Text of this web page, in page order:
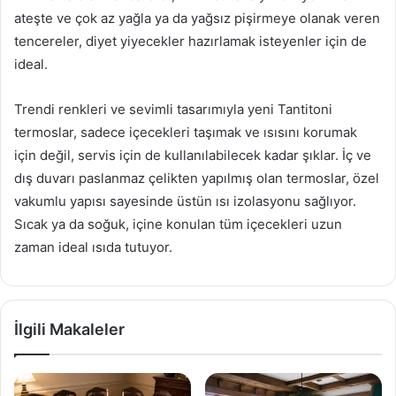
ateşte ve çok az yağla ya da yağsız pişirmeye olanak veren
tencereler, diyet yiyecekler hazırlamak isteyenler için de
ideal.
Trendi renkleri ve sevimli tasarımıyla yeni Tantitoni
termoslar, sadece içecekleri taşımak ve ısısını korumak
için değil, servis için de kullanılabilecek kadar şıklar. İç ve
dış duvarı paslanmaz çelikten yapılmış olan termoslar, özel
vakumlu yapısı sayesinde üstün ısı izolasyonu sağlıyor.
Sıcak ya da soğuk, içine konulan tüm içecekleri uzun
zaman ideal ısıda tutuyor.
İlgili Makaleler